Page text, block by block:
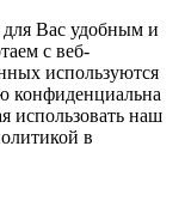
Вас удобным и
с веб-
используются
конфиденциальна
использовать наш
в